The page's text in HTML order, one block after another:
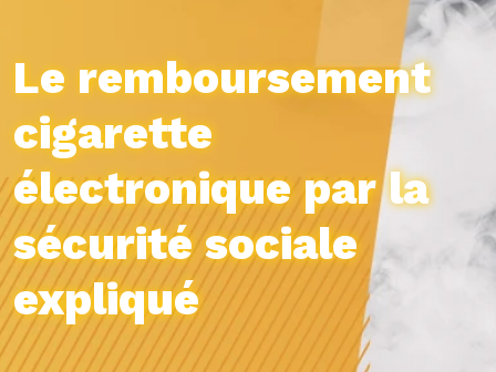
Le remboursement
cigarette
électronique par la
sécurité sociale
expliqué